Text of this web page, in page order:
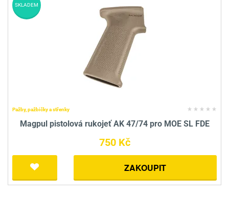
Pažby, pažbičky a střenky
Magpul pistolová rukojeť AK 47/74 pro MOE SL FDE
750 Kč
ZAKOUPIT
SKLADEM